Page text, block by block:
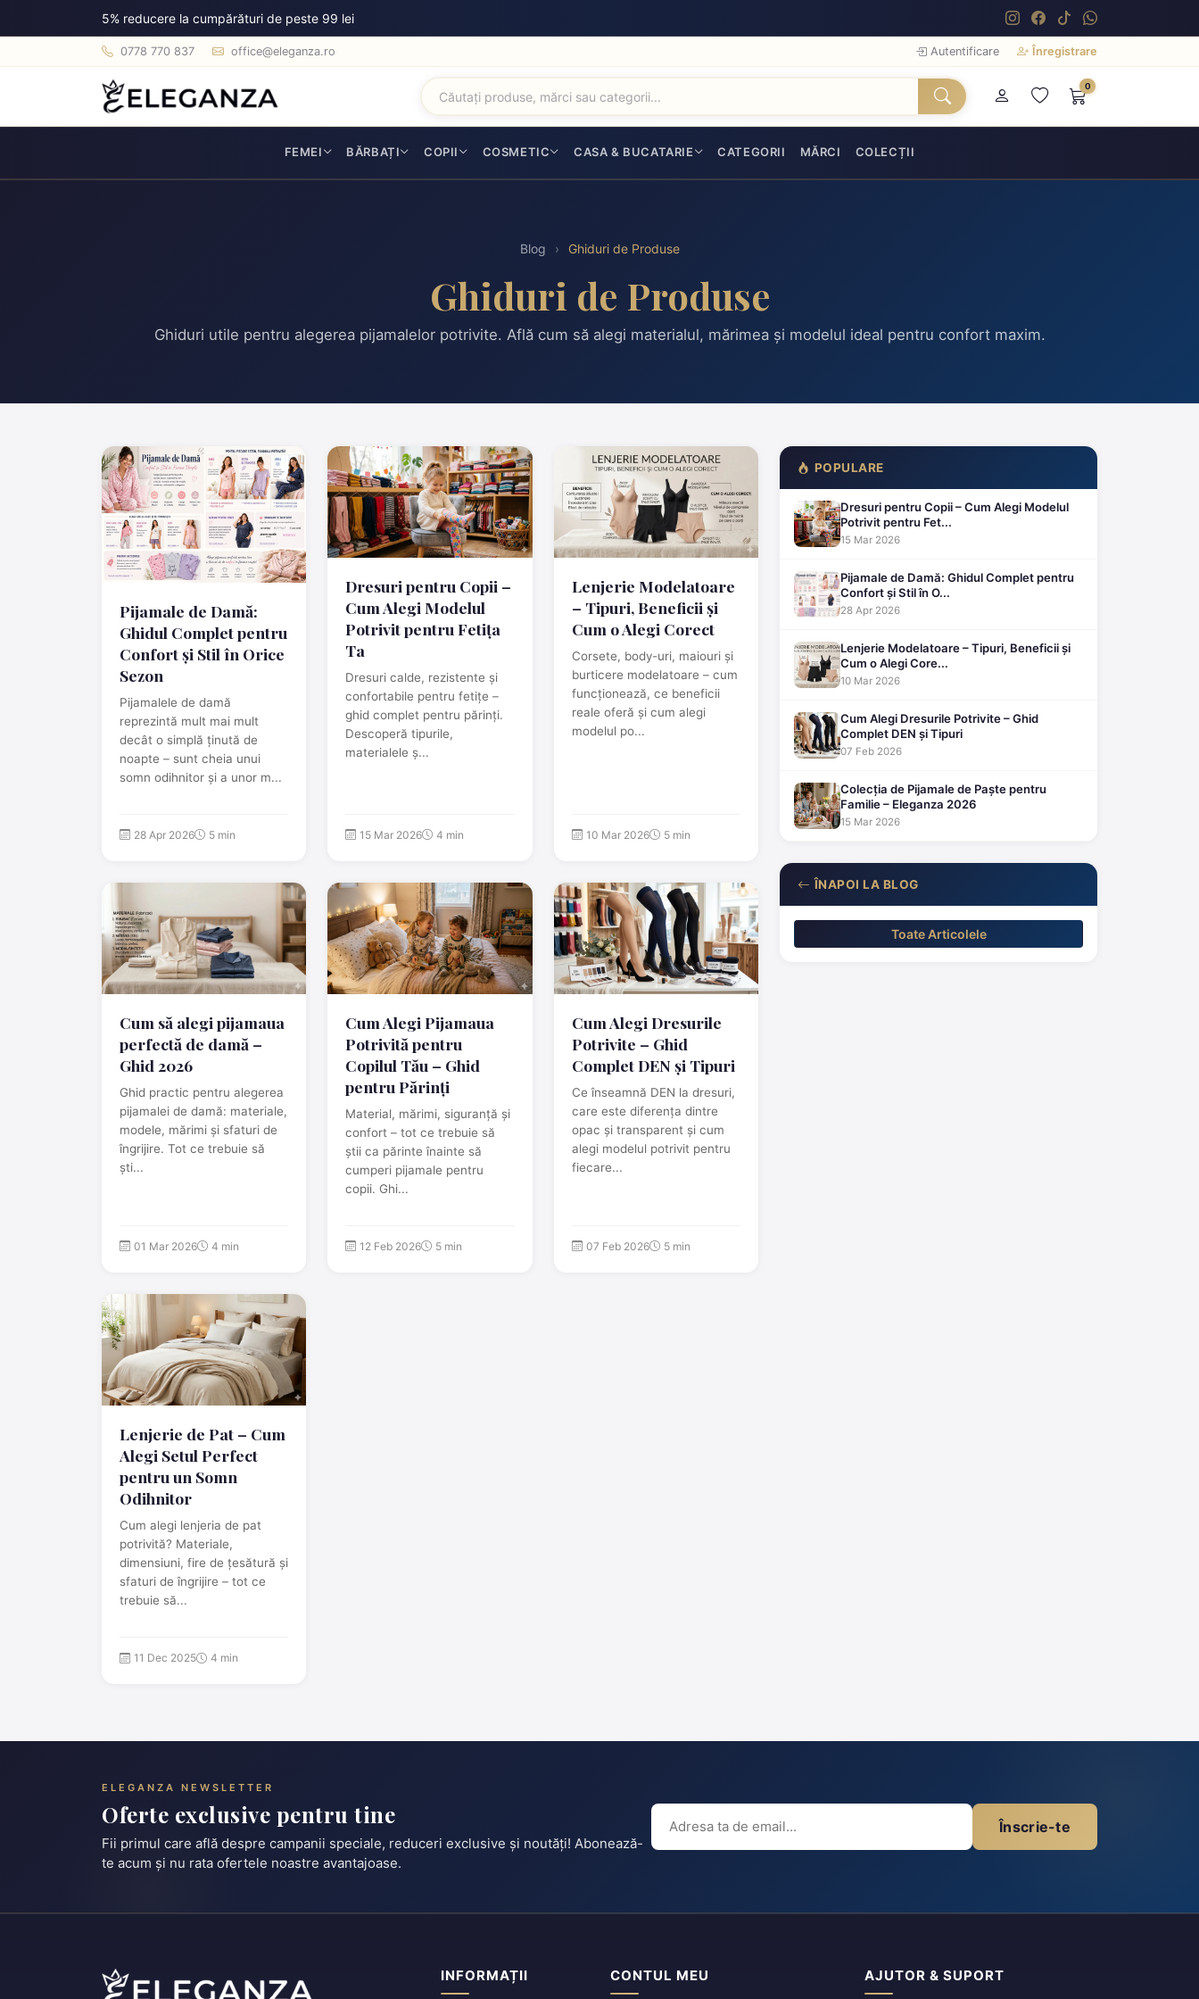
5% reducere la cumpărături de peste 99 lei
0778 770 837 office@eleganza.ro Autentificare Înregistrare
0
FEMEI BĂRBAȚI COPII COSMETIC CASA & BUCATARIE CATEGORII MĂRCI COLECȚII
Blog › Ghiduri de Produse
Ghiduri de Produse
Ghiduri utile pentru alegerea pijamalelor potrivite. Află cum să alegi materialul, mărimea și modelul ideal pentru confort maxim.
Pijamale de Damă:
Ghidul Complet pentru
Confort și Stil în Orice
Sezon
Pijamalele de damă
reprezintă mult mai mult
decât o simplă ținută de
noapte – sunt cheia unui
somn odihnitor și a unor m...
28 Apr 2026 5 min
Dresuri pentru Copii –
Cum Alegi Modelul
Potrivit pentru Fetița
Ta
Dresuri calde, rezistente și
confortabile pentru fetițe –
ghid complet pentru părinți.
Descoperă tipurile,
materialele ș...
15 Mar 2026 4 min
Lenjerie Modelatoare
– Tipuri, Beneficii și
Cum o Alegi Corect
Corsete, body-uri, maiouri și
burticere modelatoare – cum
funcționează, ce beneficii
reale oferă și cum alegi
modelul po...
10 Mar 2026 5 min
Cum să alegi pijamaua
perfectă de damă –
Ghid 2026
Ghid practic pentru alegerea
pijamаlei de damă: materiale,
modele, mărimi și sfaturi de
îngrijire. Tot ce trebuie să
ști...
01 Mar 2026 4 min
Cum Alegi Pijamaua
Potrivită pentru
Copilul Tău – Ghid
pentru Părinți
Material, mărimi, siguranță și
confort – tot ce trebuie să
știi ca părinte înainte să
cumperi pijamale pentru
copii. Ghi...
12 Feb 2026 5 min
Cum Alegi Dresurile
Potrivite – Ghid
Complet DEN și Tipuri
Ce înseamnă DEN la dresuri,
care este diferența dintre
opac și transparent și cum
alegi modelul potrivit pentru
fiecare...
07 Feb 2026 5 min
Lenjerie de Pat – Cum
Alegi Setul Perfect
pentru un Somn
Odihnitor
Cum alegi lenjeria de pat
potrivită? Materiale,
dimensiuni, fire de țesătură și
sfaturi de îngrijire – tot ce
trebuie să...
11 Dec 2025 4 min
POPULARE
Dresuri pentru Copii – Cum Alegi Modelul
Potrivit pentru Fet...
15 Mar 2026
Pijamale de Damă: Ghidul Complet pentru
Confort și Stil în O...
28 Apr 2026
Lenjerie Modelatoare – Tipuri, Beneficii și
Cum o Alegi Core...
10 Mar 2026
Cum Alegi Dresurile Potrivite – Ghid
Complet DEN și Tipuri
07 Feb 2026
Colecția de Pijamale de Paște pentru
Familie – Eleganza 2026
15 Mar 2026
ÎNAPOI LA BLOG
Toate Articolele
ELEGANZA NEWSLETTER
Oferte exclusive pentru tine
Fii primul care află despre campanii speciale, reduceri exclusive și noutăți! Abonează-
te acum și nu rata ofertele noastre avantajoase.
Înscrie-te
INFORMAȚII CONTUL MEU AJUTOR & SUPORT